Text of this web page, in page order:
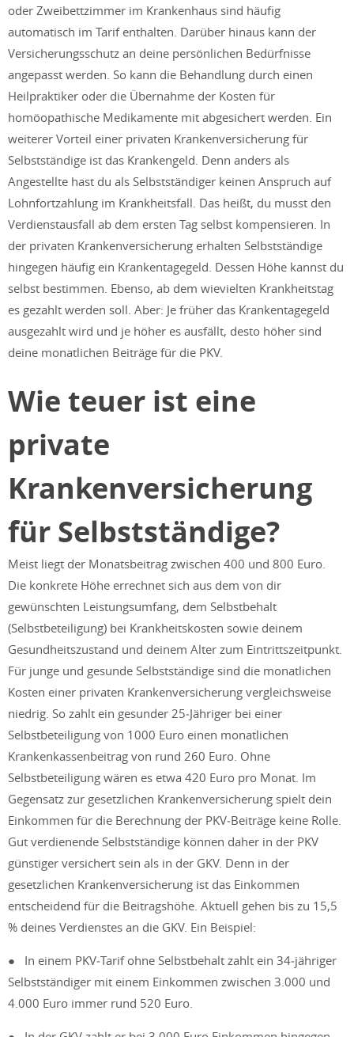
oder Zweibettzimmer im Krankenhaus sind häufig
automatisch im Tarif enthalten. Darüber hinaus kann der
Versicherungsschutz an deine persönlichen Bedürfnisse
angepasst werden. So kann die Behandlung durch einen
Heilpraktiker oder die Übernahme der Kosten für
homöopathische Medikamente mit abgesichert werden. Ein
weiterer Vorteil einer privaten Krankenversicherung für
Selbstständige ist das Krankengeld. Denn anders als
Angestellte hast du als Selbstständiger keinen Anspruch auf
Lohnfortzahlung im Krankheitsfall. Das heißt, du musst den
Verdienstausfall ab dem ersten Tag selbst kompensieren. In
der privaten Krankenversicherung erhalten Selbstständige
hingegen häufig ein Krankentagegeld. Dessen Höhe kannst du
selbst bestimmen. Ebenso, ab dem wievielten Krankheitstag
es gezahlt werden soll. Aber: Je früher das Krankentagegeld
ausgezahlt wird und je höher es ausfällt, desto höher sind
deine monatlichen Beiträge für die PKV.
Wie teuer ist eine
private
Krankenversicherung
für Selbstständige?
Meist liegt der Monatsbeitrag zwischen 400 und 800 Euro.
Die konkrete Höhe errechnet sich aus dem von dir
gewünschten Leistungsumfang, dem Selbstbehalt
(Selbstbeteiligung) bei Krankheitskosten sowie deinem
Gesundheitszustand und deinem Alter zum Eintrittszeitpunkt.
Für junge und gesunde Selbstständige sind die monatlichen
Kosten einer privaten Krankenversicherung vergleichsweise
niedrig. So zahlt ein gesunder 25‑Jähriger bei einer
Selbstbeteiligung von 1000 Euro einen monatlichen
Krankenkassenbeitrag von rund 260 Euro. Ohne
Selbstbeteiligung wären es etwa 420 Euro pro Monat. Im
Gegensatz zur gesetzlichen Krankenversicherung spielt dein
Einkommen für die Berechnung der PKV‑Beiträge keine Rolle.
Gut verdienende Selbstständige können daher in der PKV
günstiger versichert sein als in der GKV. Denn in der
gesetzlichen Krankenversicherung ist das Einkommen
entscheidend für die Beitragshöhe. Aktuell gehen bis zu 15,5
% deines Verdienstes an die GKV. Ein Beispiel:
● In einem PKV‑Tarif ohne Selbstbehalt zahlt ein 34‑jähriger
Selbstständiger mit einem Einkommen zwischen 3.000 und
4.000 Euro immer rund 520 Euro.